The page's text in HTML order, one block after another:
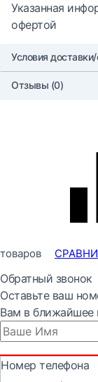
Указанная
офертой
Условия
Отзывы (0)
товаров
Обратный звонок
Оставьте ваш
Вам в ближайшее
Номер телефона